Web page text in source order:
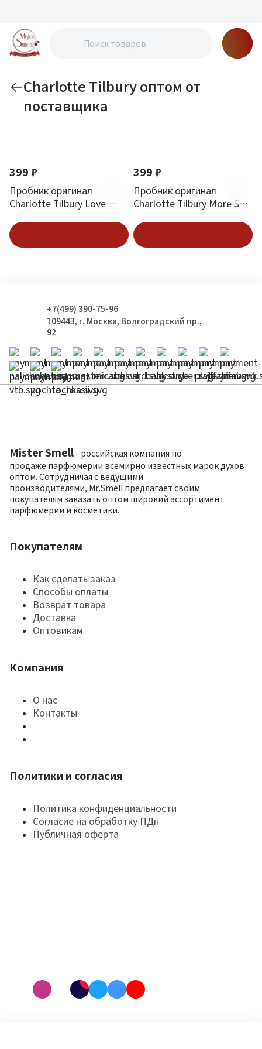
Charlotte Tilbury оптом от
поставщика
399 ₽
Пробник оригинал
Charlotte Tilbury Love
399 ₽
Пробник оригинал
Charlotte Tilbury More Sex
+7(499) 390-75-96
109443, г. Москва, Волгоградский пр.,
92
Mister Smell - российская компания по
продаже парфюмерии всемирно известных марок духов
оптом. Сотрудничая с ведущими
производителями, Mr.Smell предлагает своим
покупателям заказать оптом широкий ассортимент
парфюмерии и косметики.
Покупателям
Как сделать заказ
Способы оплаты
Возврат товара
Доставка
Оптовикам
Компания
О нас
Контакты
Политики и согласия
Политика конфиденциальности
Согласие на обработку ПДн
Публичная оферта